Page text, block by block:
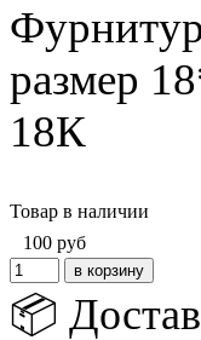
размер
18К
Товар в наличии
100 руб
📦